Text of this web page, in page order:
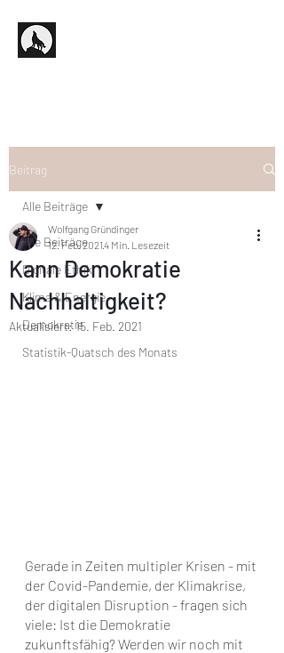
Beitrag
Alle Beiträge
Digitale Ethik
Klima & Energie
Demokratie
Statistik-Quatsch des Monats
Alle Beiträge
Kann Demokratie
Nachhaltigkeit?
Wolfgang Gründinger
12. Feb. 20214 Min. Lesezeit
Aktualisiert:15. Feb. 2021
Gerade in Zeiten multipler Krisen - mit
der Covid-Pandemie, der Klimakrise,
der digitalen Disruption - fragen sich
viele: Ist die Demokratie
zukunftsfähig? Werden wir noch mit